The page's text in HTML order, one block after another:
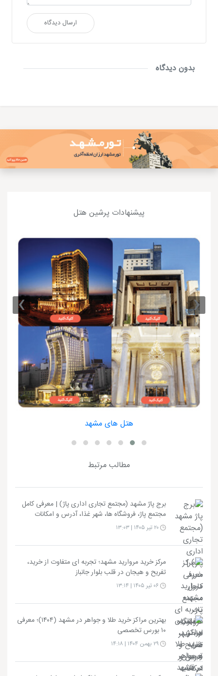
ارسال دیدگاه
بدون دیدگاه
پیشنهادات پرشین هتل
هتل های مشهد
‹
›
مطالب مرتبط
برج پاژ مشهد (مجتمع تجاری اداری پاژ) | معرفی کامل
مجتمع پاژ، فروشگاه ها، شهر غذا، آدرس و امکانات
مرکز خرید مروارید مشهد؛ تجربه ای متفاوت از خرید،
تفریح و هیجان در قلب بلوار جانباز
بهترین مراکز خرید طلا و جواهر در مشهد (۱۴۰۴)؛ معرفی
۱۰ بورس تخصصی